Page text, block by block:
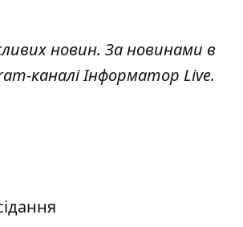
новин. За новинами в
каналіІнформатор Live.